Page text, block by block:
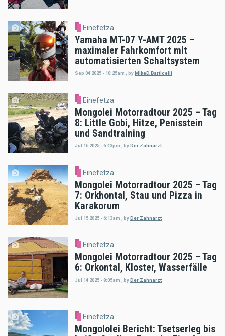
Einefetza
Yamaha MT-07 Y-AMT 2025 –
maximaler Fahrkomfort mit
automatisierten Schaltsystem
Sep 04 2025 - 10:25am , by MikeD.Barticelli
Einefetza
Mongolei Motorradtour 2025 – Tag
8: Little Gobi, Hitze, Penisstein
und Sandtraining
Jul 16 2025 - 6:43pm byDer Zahnarzt
Einefetza
Mongolei Motorradtour 2025 – Tag
7: Orkhontal, Stau und Pizza in
Karakorum
Jul 15 2025 - 6:13am byDer Zahnarzt
Einefetza
Mongolei Motorradtour 2025 – Tag
6: Orkontal, Kloster, Wasserfälle
Jul 14 2025 - 8:05am byDer Zahnarzt
Einefetza
Mongololei Bericht: Tsetserleg bis